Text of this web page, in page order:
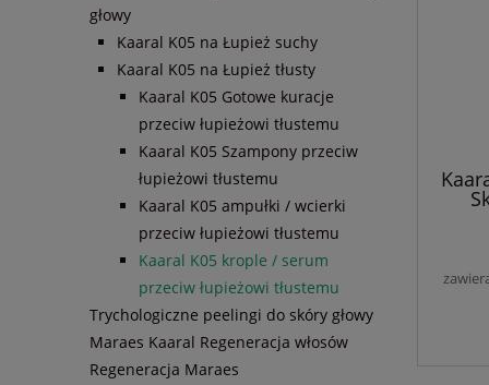
głowy
Kaaral K05 na Łupież suchy
Kaaral K05 na Łupież tłusty
Kaaral K05 Gotowe kuracje
przeciw łupieżowi tłustemu
Kaaral K05 Szampony przeciw
łupieżowi tłustemu
Kaaral K05 ampułki / wcierki
przeciw łupieżowi tłustemu
Kaaral K05 krople / serum
przeciw łupieżowi tłustemu
Trychologiczne peelingi do skóry głowy
Maraes Kaaral Regeneracja włosów
Regeneracja Maraes